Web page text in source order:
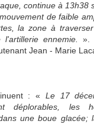
continue à 13h38
de faible
la zone à
ennemie.
».
Jean - Marie
: « Le 17
déplorables, les
une boue glacée;